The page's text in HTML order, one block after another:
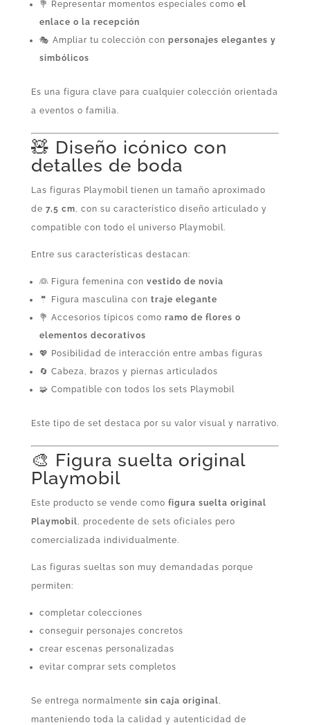
💐 Representar momentos especiales como el
enlace o la recepción
🎭 Ampliar tu colección con personajes elegantes y
simbólicos
Es una figura clave para cualquier colección orientada
a eventos o familia.
🧸 Diseño icónico con
detalles de boda
Las figuras Playmobil tienen un tamaño aproximado
de 7,5 cm , con su característico diseño articulado y
compatible con todo el universo Playmobil.
Entre sus características destacan:
👰 Figura femenina con vestido de novia
🤵 Figura masculina con traje elegante
💐 Accesorios típicos como ramo de flores o
elementos decorativos
💖 Posibilidad de interacción entre ambas figuras
🔄 Cabeza, brazos y piernas articulados
🧩 Compatible con todos los sets Playmobil
Este tipo de set destaca por su valor visual y narrativo.
🎨 Figura suelta original
Playmobil
Este producto se vende como figura suelta original
Playmobil , procedente de sets oficiales pero
comercializada individualmente.
Las figuras sueltas son muy demandadas porque
permiten:
completar colecciones
conseguir personajes concretos
crear escenas personalizadas
evitar comprar sets completos
Se entrega normalmente sin caja original
manteniendo toda la calidad y autenticidad de